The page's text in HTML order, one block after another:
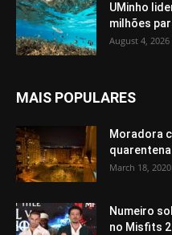
UMinho
milhões
August 4, 2026
MAIS POPULARES
Moradora
March 18, 2020
Numeiro
no Misfits